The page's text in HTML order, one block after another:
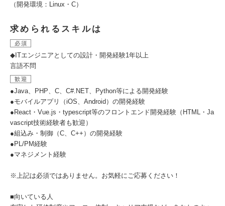
（開発環境：Linux・C）
求められるスキルは
必須
◆ITエンジニアとしての設計・開発経験1年以上
言語不問
歓迎
●Java、PHP、C、C#.NET、Python等による開発経験
●モバイルアプリ（iOS、Android）の開発経験
●React・Vue.js・typescript等のフロントエンド開発経験（HTML・Ja
vascript技術経験者も歓迎）
●組込み・制御（C、C++）の開発経験
●PL/PM経験
●マネジメント経験
※上記は必須ではありません。お気軽にご応募ください！
■向いている人